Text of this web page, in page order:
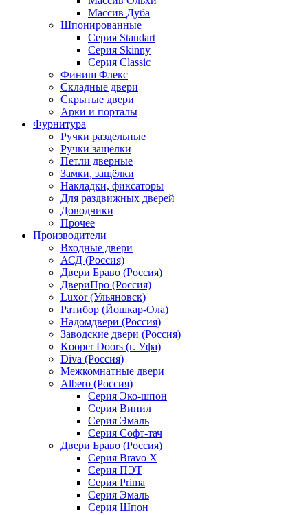
Массив Дуба
Шпонированные
Серия Standart
Серия Skinny
Серия Classic
Финиш Флекс
Складные двери
Скрытые двери
Арки и порталы
Фурнитура
Ручки раздельные
Ручки защёлки
Петли дверные
Замки, защёлки
Накладки, фиксаторы
Для раздвижных дверей
Доводчики
Прочее
Производители
Входные двери
АСД (Россия)
Двери Браво (Россия)
ДвериПро (Россия)
Luxor (Ульяновск)
Ратибор (Йошкар-Ола)
Надомдвери (Россия)
Заводские двери (Россия)
Kooper Doors (г. Уфа)
Diva (Россия)
Межкомнатные двери
Albero (Россия)
Серия Эко-шпон
Серия Винил
Серия Эмаль
Серия Софт-тач
Двери Браво (Россия)
Серия Bravo X
Серия ПЭТ
Серия Prima
Серия Эмаль
Серия Шпон